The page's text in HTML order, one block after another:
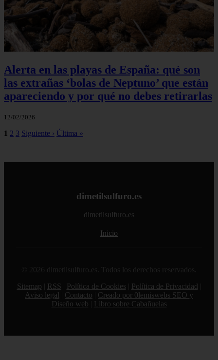
Alerta en las playas de España: qué son
las extrañas ‘bolas de Neptuno’ que están
apareciendo y por qué no debes retirarlas
12/02/2026
1 2 3 Siguiente › Última »
dimetilsulfuro.es
dimetilsulfuro.es
Inicio
© 2026 dimetilsulfuro.es. Todos los derechos reservados.
Sitemap
RSS Política de Cookies Política de Privacidad
Aviso legal
Contacto
Creado por 0lemiswebs SEO y
Diseño web
Libro sobre Cabañuelas